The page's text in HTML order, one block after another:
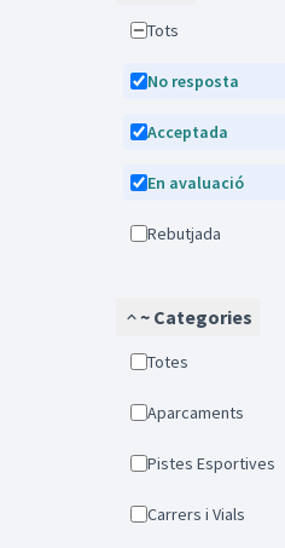
Tots
No resposta
Acceptada
En avaluació
Rebutjada
~ Categories
Totes
Aparcaments
Pistes Esportives
Carrers i Vials